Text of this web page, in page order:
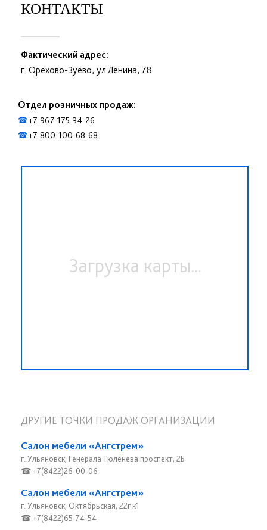
КОНТАКТЫ
Фактический адрес:
г. Орехово-Зуево, ул.Ленина, 78
Отдел розничных продаж:
☎+7-967-175-34-26
☎+7-800-100-68-68
Загрузка карты...
ДРУГИЕ ТОЧКИ ПРОДАЖ ОРГАНИЗАЦИИ
Салон мебели «Ангстрем»
г. Ульяновск, Генерала Тюленева проспект, 2Б
☎ +7(8422)26-00-06
Салон мебели «Ангстрем»
г. Ульяновск, Октябрьская, 22г к1
☎ +7(8422)65-74-54